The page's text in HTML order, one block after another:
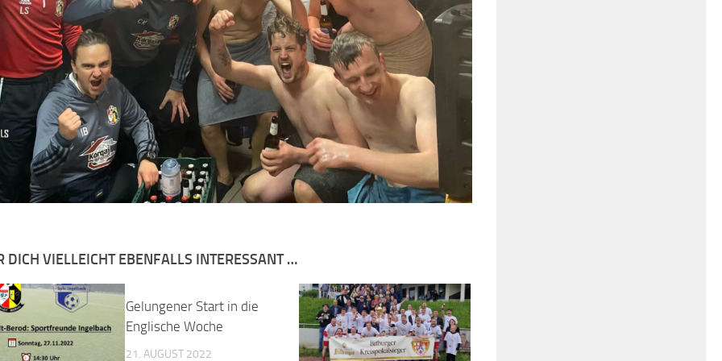
DICH VIELLEICHT EBENFALLS INTERESSANT …
Gelungener Start in die
Englische Woche
21. AUGUST 2022